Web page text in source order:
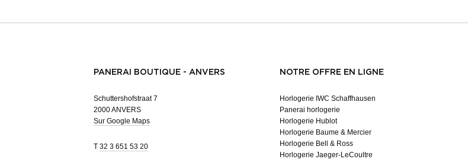
PANERAI BOUTIQUE - ANVERS
Schuttershofstraat 7
2000 ANVERS
Sur Google Maps
T 32 3 651 53 20
NOTRE OFFRE EN LIGNE
Horlogerie IWC Schaffhausen
Panerai horlogerie
Horlogerie Hublot
Horlogerie Baume & Mercier
Horlogerie Bell & Ross
Horlogerie Jaeger-LeCoultre